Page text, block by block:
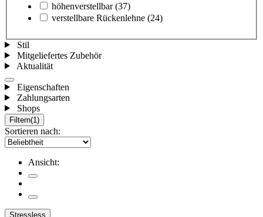
höhenverstellbar (37)
verstellbare Rückenlehne (24)
Stil
Mitgeliefertes Zubehör
Aktualität
Eigenschaften
Zahlungsarten
Shops
Filtern(1)
Sortieren nach:
Ansicht:
Stressless